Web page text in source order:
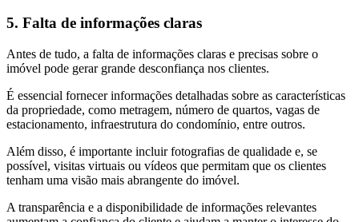
5. Falta de informações claras
Antes de tudo, a falta de informações claras e precisas sobre o
imóvel pode gerar grande desconfiança nos clientes.
É essencial fornecer informações detalhadas sobre as características
da propriedade, como metragem, número de quartos, vagas de
estacionamento, infraestrutura do condomínio, entre outros.
Além disso, é importante incluir fotografias de qualidade e, se
possível, visitas virtuais ou vídeos que permitam que os clientes
tenham uma visão mais abrangente do imóvel.
A transparência e a disponibilidade de informações relevantes